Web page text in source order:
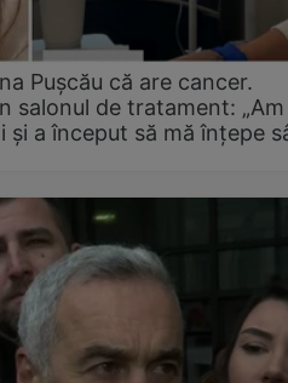
Pușcău că are cancer.
salonul de tratament:
a început să mă înțepe